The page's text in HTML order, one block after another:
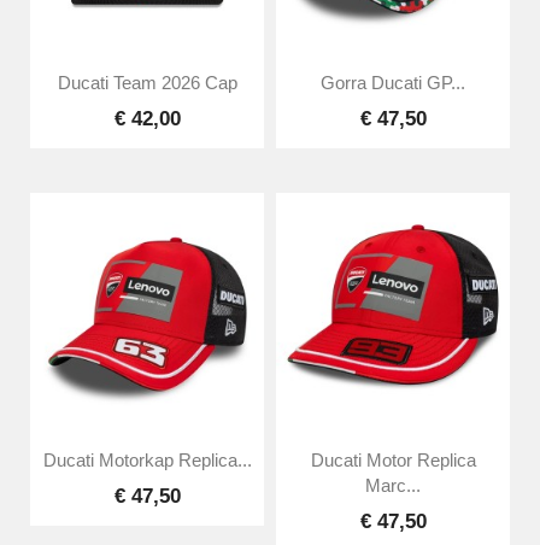
Ducati Team 2026 Cap
€ 42,00
Gorra Ducati GP...
€ 47,50
Ducati Motorkap Replica...
€ 47,50
Ducati Motor Replica
Marc...
€ 47,50